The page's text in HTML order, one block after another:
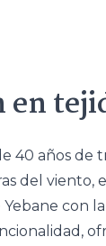
40 años
del
con